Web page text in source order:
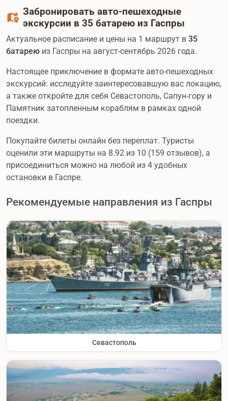
Забронировать авто-пешеходные
экскурсии в 35 батарею из Гаспры
Актуальное расписание и цены на 1 маршрут в 35
батарею из Гаспры на август-сентябрь 2026 года.
Настоящее приключение в формате авто-пешеходных
экскурсий: исследуйте заинтересовавшую вас локацию,
а также откройте для себя Севастополь, Сапун-гору и
Памятник затопленным кораблям в рамках одной
поездки.
Покупайте билеты онлайн без переплат. Туристы
оценили эти маршруты на 8.92 из 10 (159 отзывов), а
присоединиться можно на любой из 4 удобных
остановки в Гаспре.
Рекомендуемые направления из Гаспры
Севастополь